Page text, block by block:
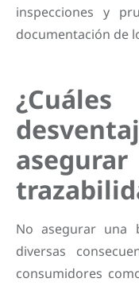
inspecciones y
documentación de
No asegurar una
diversas
consumidores